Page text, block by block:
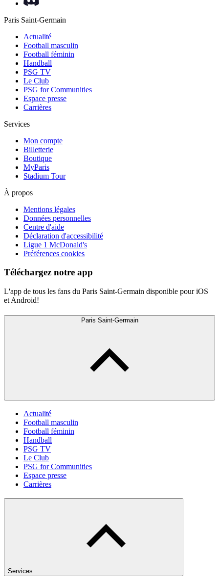
Paris Saint-Germain
Actualité
Football masculin
Football féminin
Handball
PSG TV
Le Club
PSG for Communities
Espace presse
Carrières
Services
Mon compte
Billetterie
Boutique
MyParis
Stadium Tour
À propos
Mentions légales
Données personnelles
Centre d'aide
Déclaration d'accessibilité
Ligue 1 McDonald's
Préférences cookies
Téléchargez notre app
L'app de tous les fans du Paris Saint-Germain disponible pour iOS
et Android!
Paris Saint-Germain
Actualité
Football masculin
Football féminin
Handball
PSG TV
Le Club
PSG for Communities
Espace presse
Carrières
Services